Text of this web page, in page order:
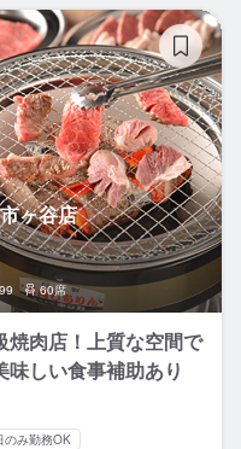
ヶ谷店
60席
焼肉店！上質な空間で
しい食事補助あり
のみ勤務OK